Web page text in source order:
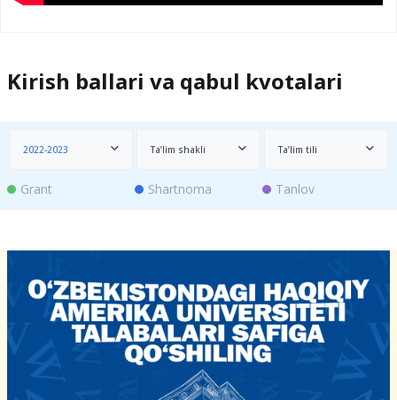
Kirish ballari va qabul kvotalari
2022-2023 Ta’lim shakli Ta’lim tili
Grant Shartnoma Tanlov